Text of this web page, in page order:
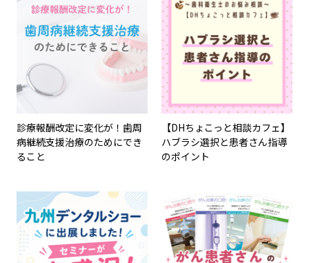
診療報酬改定に変化が！歯周
病継続支援治療のためにでき
ること
【DHちょこっと相談カフェ】
ハブラシ選択と患者さん指導
のポイント